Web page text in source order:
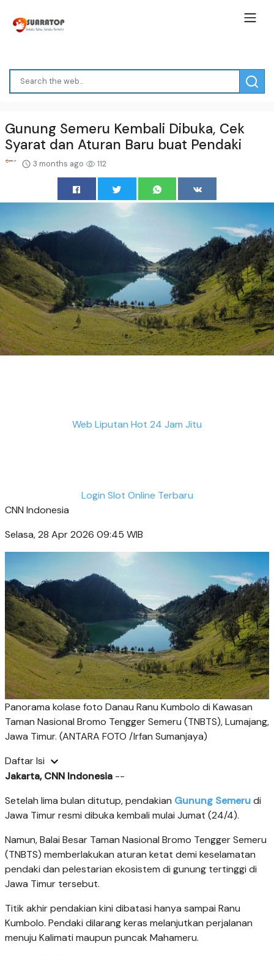
Gunung Semeru Kembali Dibuka, Cek
Syarat dan Aturan Baru buat Pendaki
3 months ago 112
Web Liputan Hot 24 Jam Jitu
Login Slot Online Terbaru
CNN Indonesia
Selasa, 28 Apr 2026 09:45 WIB
Panorama kolase foto Danau Ranu Kumbolo di Kawasan
Taman Nasional Bromo Tengger Semeru (TNBTS), Lumajang,
Jawa Timur. (ANTARA FOTO /Irfan Sumanjaya)
Daftar Isi
Jakarta, CNN Indonesia --
Setelah lima bulan ditutup, pendakian Gunung Semerudi
Jawa Timur resmi dibuka kembali mulai Jumat (24/4).
Namun, Balai Besar Taman Nasional Bromo Tengger Semeru
(TNBTS) memberlakukan aturan ketat demi keselamatan
pendaki dan pelestarian ekosistem di gunung tertinggi di
Jawa Timur tersebut.
Titik akhir pendakian kini dibatasi hanya sampai Ranu
Kumbolo. Pendaki dilarang keras melanjutkan perjalanan
menuju Kalimati maupun puncak Mahameru.